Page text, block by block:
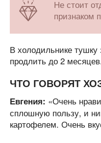
Не стоит
признаком
В холодильнике
продлить до 2
ЧТО ГОВОРЯТ
Евгения: «Очень
сплошную пользу, и
картофелем. Очень